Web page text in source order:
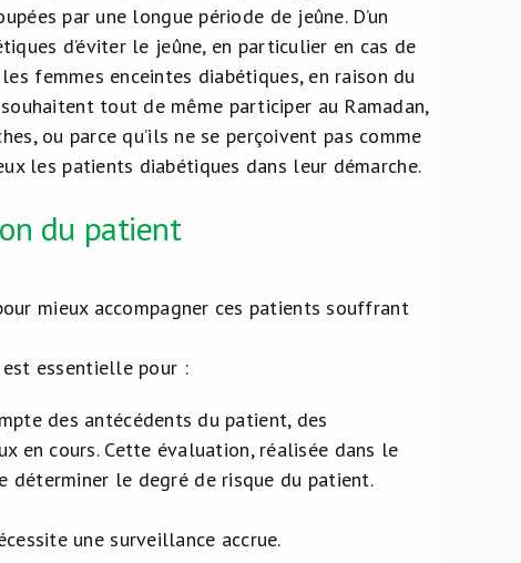
par une longue période de jeûne. D’un
d’éviter le jeûne, en particulier en cas de
femmes enceintes diabétiques, en raison du
tout de même participer au Ramadan,
ou parce qu’ils ne se perçoivent pas comme
les patients diabétiques dans leur démarche.
du patient
mieux accompagner ces patients souffrant
est essentielle pour :
des antécédents du patient, des
en cours. Cette évaluation, réalisée dans le
déterminer le degré de risque du patient.
une surveillance accrue.